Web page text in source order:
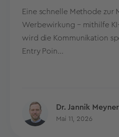
Eine schnelle Methode zur
Werbewirkung – mithilfe
wird die Kommunikation
Entry Poin...
Dr. Jannik
Mai 11, 2026